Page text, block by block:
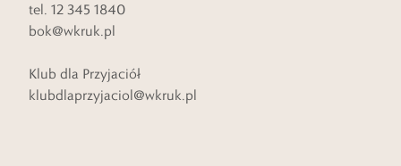
tel. 12 345 1840
bok@wkruk.pl
Klub dla Przyjaciół
klubdlaprzyjaciol@wkruk.pl